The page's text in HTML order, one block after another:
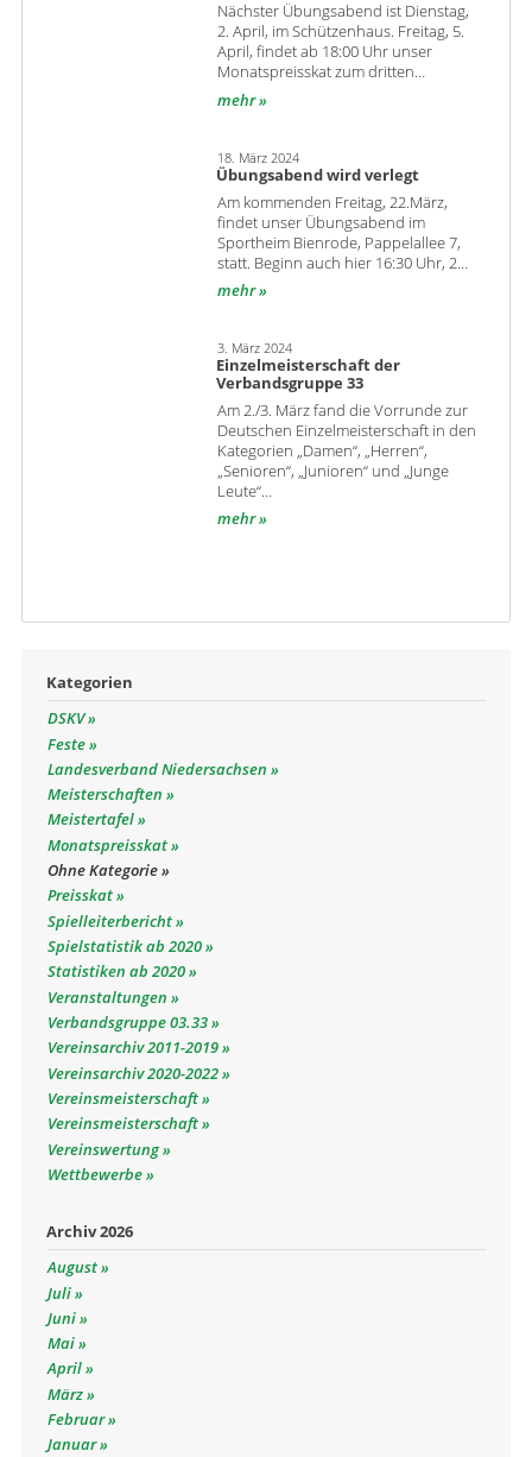
Nächster Übungsabend ist Dienstag,
2. April, im Schützenhaus. Freitag, 5.
April, findet ab 18:00 Uhr unser
Monatspreisskat zum dritten…
mehr
18. März 2024
Übungsabend wird verlegt
Am kommenden Freitag, 22.März,
findet unser Übungsabend im
Sportheim Bienrode, Pappelallee 7,
statt. Beginn auch hier 16:30 Uhr, 2…
mehr
3. März 2024
Einzelmeisterschaft der
Verbandsgruppe 33
Am 2./3. März fand die Vorrunde zur
Deutschen Einzelmeisterschaft in den
Kategorien „Damen“, „Herren“,
„Senioren“, „Junioren“ und „Junge
Leute“…
mehr
Kategorien
DSKV
Feste
Landesverband Niedersachsen
Meisterschaften
Meistertafel
Monatspreisskat
Ohne Kategorie
Preisskat
Spielleiterbericht
Spielstatistik ab 2020
Statistiken ab 2020
Veranstaltungen
Verbandsgruppe 03.33
Vereinsarchiv 2011-2019
Vereinsarchiv 2020-2022
Vereinsmeisterschaft
Vereinsmeisterschaft
Vereinswertung
Wettbewerbe
Archiv 2026
August
Juli
Juni
Mai
April
März
Februar
Januar